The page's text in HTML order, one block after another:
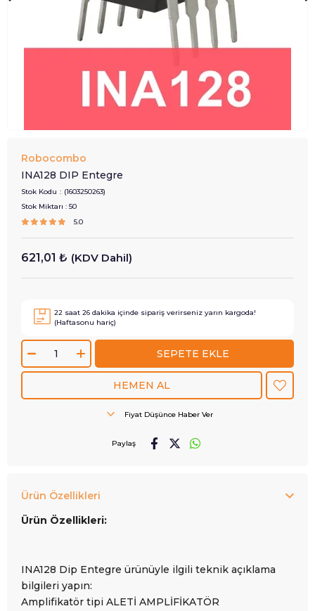
Robocombo
INA128 DIP Entegre
Stok Kodu
(1603250263)
Stok Miktarı : 50
5.0
621,01 ₺ (KDV Dahil)
22 saat 25 dakika içinde sipariş verirseniz yarın kargoda!
(Haftasonu hariç)
Fiyat Düşünce Haber Ver
Paylaş
Ürün Özellikleri
Ürün Özellikleri:
INA128 Dip Entegre ürünüyle ilgili teknik açıklama
bilgileri yapın:
Amplifikatör tipi ALETİ AMPLİFİKATÖR